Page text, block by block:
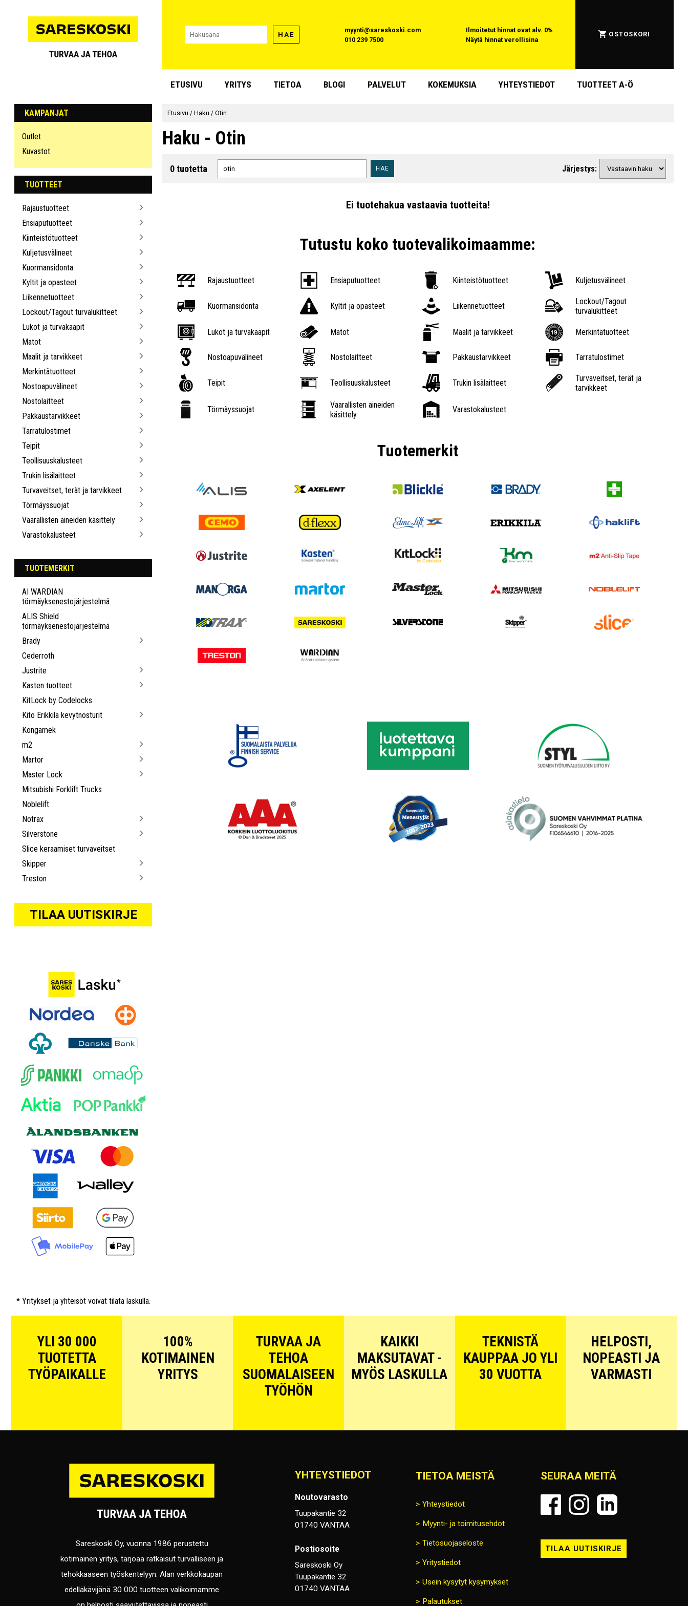
HAE
myynti@sareskoski.com
010 239 7500
Ilmoitetut hinnat ovat alv. 0%
Näytä hinnat verollisina
OSTOSKORI
ETUSIVU YRITYS TIETOA BLOGI PALVELUT KOKEMUKSIA YHTEYSTIEDOT TUOTTEET A-Ö
KAMPANJAT
Outlet
Kuvastot
TUOTTEET
Rajaustuotteet
Ensiaputuotteet
Kiinteistötuotteet
Kuljetusvälineet
Kuormansidonta
Kyltit ja opasteet
Liikennetuotteet
Lockout/Tagout turvalukitteet
Lukot ja turvakaapit
Matot
Maalit ja tarvikkeet
Merkintätuotteet
Nostoapuvälineet
Nostolaitteet
Pakkaustarvikkeet
Tarratulostimet
Teipit
Teollisuuskalusteet
Trukin lisälaitteet
Turvaveitset, terät ja tarvikkeet
Törmäyssuojat
Vaarallisten aineiden käsittely
Varastokalusteet
TUOTEMERKIT
AI WARDIAN
törmäyksenestojärjestelmä
ALIS Shield
törmäyksenestojärjestelmä
Brady
Cederroth
Justrite
Kasten tuotteet
KitLock by Codelocks
Kito Erikkila kevytnosturit
Kongamek
m2
Martor
Master Lock
Mitsubishi Forklift Trucks
Noblelift
Notrax
Silverstone
Slice keraamiset turvaveitset
Skipper
Treston
TILAA UUTISKIRJE
* Yritykset ja yhteisöt voivat tilata laskulla.
Etusivu /Haku /Otin
Haku - Otin
0 tuotetta HAE Järjestys:
Ei tuotehakua vastaavia tuotteita!
Tutustu koko tuotevalikoimaamme:
Rajaustuotteet Ensiaputuotteet Kiinteistötuotteet Kuljetusvälineet
Kuormansidonta Kyltit ja opasteet Liikennetuotteet
Lockout/Tagout
turvalukitteet
Lukot ja turvakaapit Matot Maalit ja tarvikkeet Merkintätuotteet
Nostoapuvälineet Nostolaitteet Pakkaustarvikkeet Tarratulostimet
Teipit Teollisuuskalusteet Trukin lisälaitteet
Turvaveitset, terät ja
tarvikkeet
Törmäyssuojat
Vaarallisten aineiden
käsittely
Varastokalusteet
Tuotemerkit
YLI 30 000
TUOTETTA
TYÖPAIKALLE
100%
KOTIMAINEN
YRITYS
TURVAA JA
TEHOA
SUOMALAISEEN
TYÖHÖN
KAIKKI
MAKSUTAVAT -
MYÖS LASKULLA
TEKNISTÄ
KAUPPAA JO YLI
30 VUOTTA
HELPOSTI,
NOPEASTI JA
VARMASTI
Sareskoski Oy, vuonna 1986 perustettu
kotimainen yritys, tarjoaa ratkaisut turvalliseen ja
tehokkaaseen työskentelyyn. Alan verkkokaupan
edelläkävijänä 30 000 tuotteen valikoimamme
YHTEYSTIEDOT
Noutovarasto
Tuupakantie 32
01740 VANTAA
Postiosoite
Sareskoski Oy
Tuupakantie 32
01740 VANTAA
TIETOA MEISTÄ
Yhteystiedot
Myynti- ja toimitusehdot
Tietosuojaseloste
Yritystiedot
Usein kysytyt kysymykset
Palautukset
SEURAA MEITÄ
TILAA UUTISKIRJE